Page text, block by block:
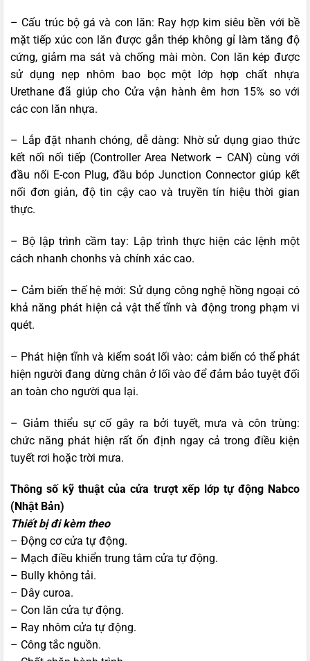
– Cấu trúc bộ gá và con lăn: Ray hợp kim siêu bền với bề
mặt tiếp xúc con lăn được gắn thép không gỉ làm tăng độ
cứng, giảm ma sát và chống mài mòn. Con lăn kép được
sử dụng nẹp nhôm bao bọc một lớp hợp chất nhựa
Urethane đã giúp cho Cửa vận hành êm hơn 15% so với
các con lăn nhựa.
– Lắp đặt nhanh chóng, dễ dàng: Nhờ sử dụng giao thức
kết nối nối tiếp (Controller Area Network – CAN) cùng với
đầu nối E-con Plug, đầu bóp Junction Connector giúp kết
nối đơn giản, độ tin cậy cao và truyền tín hiệu thời gian
thực.
– Bộ lập trình cầm tay: Lập trình thực hiện các lệnh một
cách nhanh chonhs và chính xác cao.
– Cảm biến thế hệ mới: Sử dụng công nghệ hồng ngoại có
khả năng phát hiện cả vật thể tĩnh và động trong phạm vi
quét.
– Phát hiện tĩnh và kiểm soát lối vào: cảm biến có thể phát
hiện người đang dừng chân ở lối vào để đảm bảo tuyệt đối
an toàn cho người qua lại.
– Giảm thiểu sự cố gây ra bởi tuyết, mưa và côn trùng:
chức năng phát hiện rất ổn định ngay cả trong điều kiện
tuyết rơi hoặc trời mưa.
Thông số kỹ thuật của cửa trượt xếp lớp tự động Nabco
(Nhật Bản)
Thiết bị đi kèm theo
– Động cơ cửa tự động.
– Mạch điều khiển trung tâm cửa tự động.
– Bully không tải.
– Dây curoa.
– Con lăn cửa tự động.
– Ray nhôm cửa tự động.
– Công tắc nguồn.